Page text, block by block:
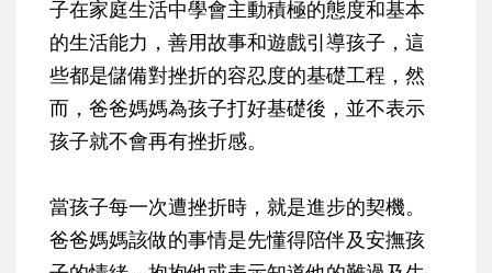
子在家庭生活中學會主動積極的態度和基本
的生活能力，善用故事和遊戲引導孩子，這
些都是儲備對挫折的容忍度的基礎工程，然
而，爸爸媽媽為孩子打好基礎後，並不表示
孩子就不會再有挫折感。
當孩子每一次遭挫折時，就是進步的契機。
爸爸媽媽該做的事情是先懂得陪伴及安撫孩